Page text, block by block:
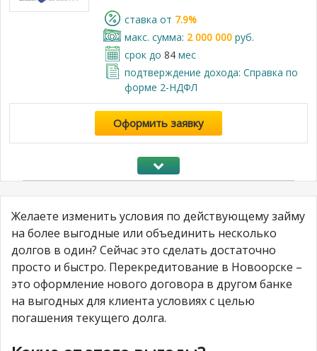
cтавка от 7.9%
макс. сумма: 2 000 000руб.
срок до 84мес
подтверждение дохода: Справка по
форме 2-НДФЛ
Оформить заявку
Желаете изменить условия по действующему займу
на более выгодные или объединить несколько
долгов в один? Сейчас это сделать достаточно
просто и быстро. Перекредитование в Новоорске –
это оформление нового договора в другом банке
на выгодных для клиента условиях с целью
погашения текущего долга.